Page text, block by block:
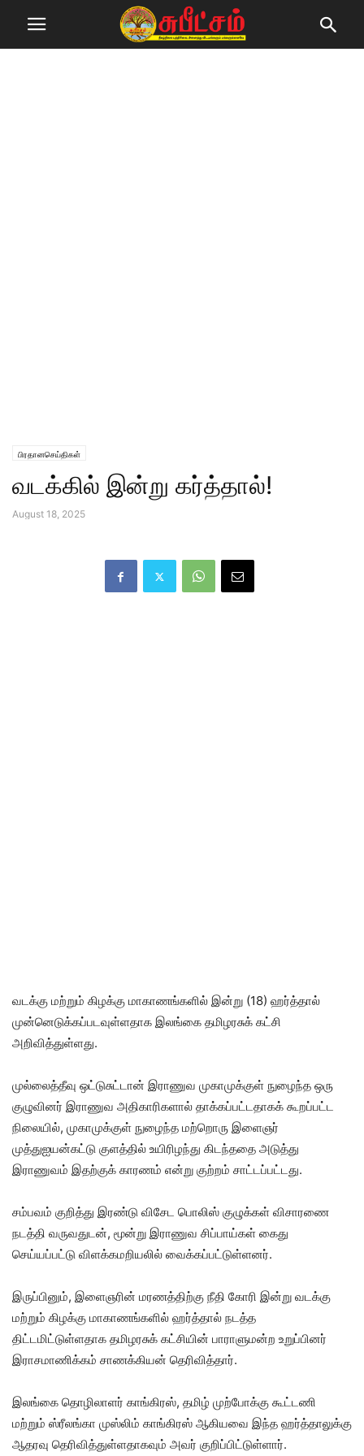
பிரதானசெய்திகள்
வடக்கில் இன்று கர்த்தால்!
August 18, 2025
வடக்கு மற்றும் கிழக்கு மாகாணங்களில் இன்று (18) ஹர்த்தால்
முன்னெடுக்கப்படவுள்ளதாக இலங்கை தமிழரசுக் கட்சி
அறிவித்துள்ளது.
முல்லைத்தீவு ஒட்டுசுட்டான் இராணுவ முகாமுக்குள் நுழைந்த ஒரு
குழுவினர் இராணுவ அதிகாரிகளால் தாக்கப்பட்டதாகக் கூறப்பட்ட
நிலையில், முகாமுக்குள் நுழைந்த மற்றொரு இளைஞர்
முத்துஐயன்கட்டு குளத்தில் உயிரிழந்து கிடந்ததை அடுத்து
இராணுவம் இதற்குக் காரணம் என்று குற்றம் சாட்டப்பட்டது.
சம்பவம் குறித்து இரண்டு விசேட பொலிஸ் குழுக்கள் விசாரணை
நடத்தி வருவதுடன், மூன்று இராணுவ சிப்பாய்கள் கைது
செய்யப்பட்டு விளக்கமறியலில் வைக்கப்பட்டுள்ளனர்.
இருப்பினும், இளைஞரின் மரணத்திற்கு நீதி கோரி இன்று வடக்கு
மற்றும் கிழக்கு மாகாணங்களில் ஹர்த்தால் நடத்த
திட்டமிட்டுள்ளதாக தமிழரசுக் கட்சியின் பாராளுமன்ற உறுப்பினர்
இராசமாணிக்கம் சாணக்கியன் தெரிவித்தார்.
இலங்கை தொழிலாளர் காங்கிரஸ், தமிழ் முற்போக்கு கூட்டணி
மற்றும் ஸ்ரீலங்கா முஸ்லிம் காங்கிரஸ் ஆகியவை இந்த ஹர்த்தாலுக்கு
ஆதரவு தெரிவித்துள்ளதாகவும் அவர் குறிப்பிட்டுள்ளார்.